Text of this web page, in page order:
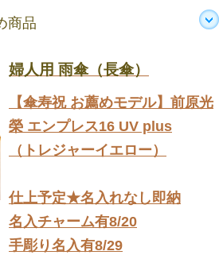
商品
婦人用 雨傘（長傘）
【傘寿祝 お薦めモデル】前原光
榮 エンプレス16 UV plus
（トレジャーイエロー）
仕上予定★名入れなし即納
名入チャーム有8/20
手彫り名入有8/29